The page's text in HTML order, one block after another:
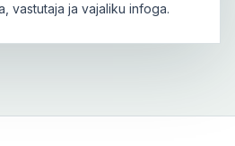
vastutaja ja vajaliku infoga.